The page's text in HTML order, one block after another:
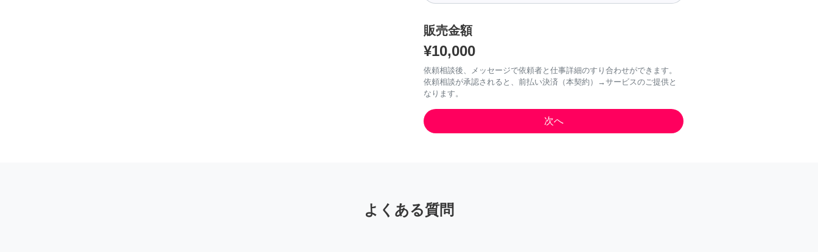
販売金額
¥10,000
依頼相談後、メッセージで依頼者と仕事詳細のすり合わせができます。
依頼相談が承認されると、前払い決済（本契約）→サービスのご提供と
なります。
よくある質問